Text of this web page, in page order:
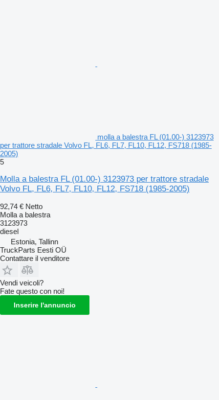
molla a balestra FL (01.00-) 3123973
per trattore stradale Volvo FL, FL6, FL7, FL10, FL12, FS718 (1985-
2005)
5
Molla a balestra FL (01.00-) 3123973 per trattore stradale
Volvo FL, FL6, FL7, FL10, FL12, FS718 (1985-2005)
92,74 € Netto
Molla a balestra
3123973
diesel
Estonia, Tallinn
TruckParts Eesti OÜ
Contattare il venditore
Vendi veicoli?
Fate questo con noi!
Inserire l'annuncio